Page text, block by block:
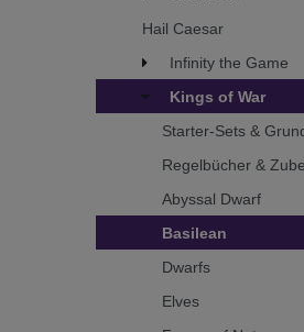
Hail Caesar
Infinity the Game
Kings of War
Starter-Sets &
Regelbücher &
Abyssal Dwarf
Basilean
Dwarfs
Elves